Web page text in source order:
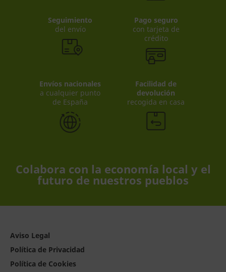
Seguimiento
del envío
Pago seguro
con tarjeta de
crédito
Envíos nacionales
a cualquier punto
de España
Facilidad de
devolución
recogida en casa
Colabora con la economía local y el
futuro de nuestros pueblos
Aviso Legal
Política de Privacidad
Política de Cookies